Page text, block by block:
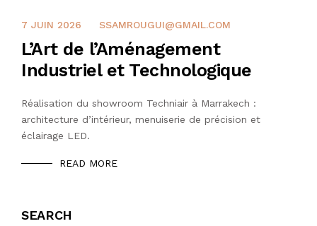
7 JUIN 2026 SSAMROUGUI@GMAIL.COM
L’Art de l’Aménagement
Industriel et Technologique
Réalisation du showroom Techniair à Marrakech :
architecture d’intérieur, menuiserie de précision et
éclairage LED.
READ MORE
SEARCH